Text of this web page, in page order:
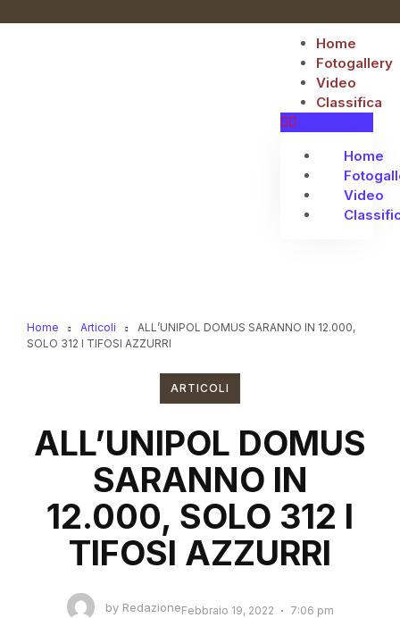
Home
Fotogallery
Video
Classifica
Home
Video
Home Articoli
ALL’UNIPOL DOMUS SARANNO IN 12.000,
SOLO 312 I TIFOSI AZZURRI
ARTICOLI
ALL’UNIPOL DOMUS
SARANNO IN
12.000, SOLO 312 I
TIFOSI AZZURRI
byRedazioneFebbraio 19, 2022 7:06 pm